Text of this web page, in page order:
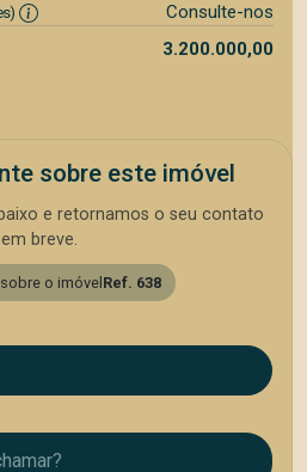
Consulte-nos
3.200.000,00
sobre este imóvel
e retornamos o seu contato
em breve.
o imóvel Ref. 638